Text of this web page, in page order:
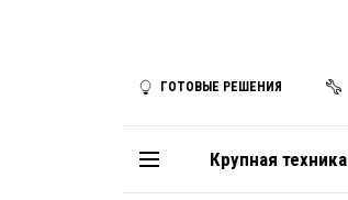
ГОТОВЫЕ РЕШЕНИЯ
Крупная техника